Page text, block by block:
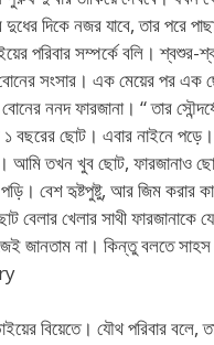
দিকে নজর যাবে, তার পরে
পরিবার সম্পর্কে বলি। শ্বশুর-
সংসার। এক মেয়ের পর এক
ননদ ফারজানা। “ তার
বছরের ছোট। এবার নাইনে
আমি তখন খুব ছোট, ফারজানাও
বেশ হৃষ্টপুষ্টু, আর জিম করার
বেলার খেলার সাথী ফারজানাকে
জানতাম না। কিন্তু বলতে সাহস
বিয়েতে। যৌথ পরিবার বলে,